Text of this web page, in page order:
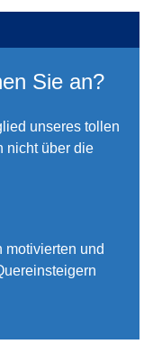
Sie an?
unseres tollen
nicht über die
motivierten und